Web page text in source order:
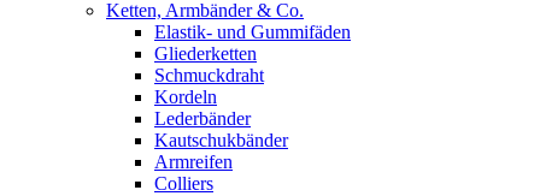
Ketten, Armbänder & Co.
Elastik- und Gummifäden
Gliederketten
Schmuckdraht
Kordeln
Lederbänder
Kautschukbänder
Armreifen
Colliers